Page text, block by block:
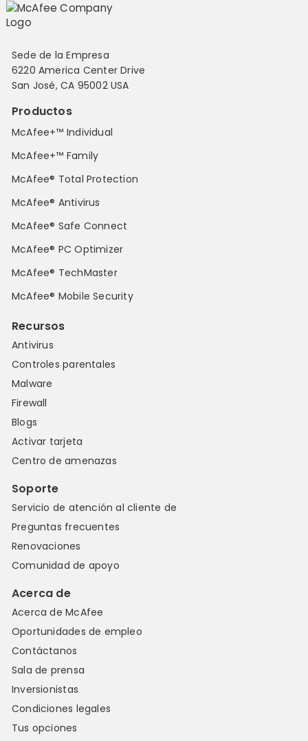
Sede de la Empresa
6220 America Center Drive
San José, CA 95002 USA
Productos
McAfee+™ Individual
McAfee+™ Family
McAfee® Total Protection
McAfee® Antivirus
McAfee® Safe Connect
McAfee® PC Optimizer
McAfee® TechMaster
McAfee® Mobile Security
Recursos
Antivirus
Controles parentales
Malware
Firewall
Blogs
Activar tarjeta
Centro de amenazas
Soporte
Servicio de atención al cliente de
Preguntas frecuentes
Renovaciones
Comunidad de apoyo
Acerca de
Acerca de McAfee
Oportunidades de empleo
Contáctanos
Sala de prensa
Inversionistas
Condiciones legales
Tus opciones